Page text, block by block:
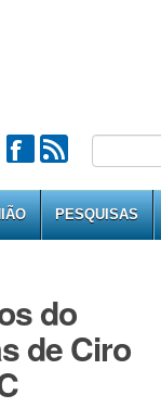
PESQUISAS
do
de Ciro